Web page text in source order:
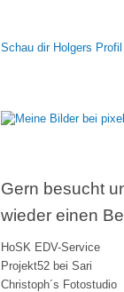
Schau dir Holgers
Gern besucht
wieder einen
HoSK EDV-Service
Projekt52 bei Sari
Christoph´s Fotostudio